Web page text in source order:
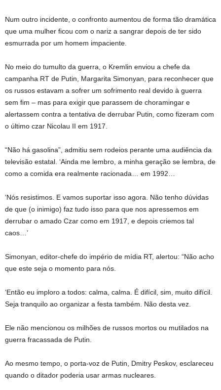
Num outro incidente, o confronto aumentou de forma tão dramática
que uma mulher ficou com o nariz a sangrar depois de ter sido
esmurrada por um homem impaciente.
No meio do tumulto da guerra, o Kremlin enviou a chefe da
campanha RT de Putin, Margarita Simonyan, para reconhecer que
os russos estavam a sofrer um sofrimento real devido à guerra
sem fim – mas para exigir que parassem de choramingar e
alertassem contra a tentativa de derrubar Putin, como fizeram com
o último czar Nicolau II em 1917.
“Não há gasolina”, admitiu sem rodeios perante uma audiência da
televisão estatal. ‘Ainda me lembro, a minha geração se lembra, de
como a comida era realmente racionada… em 1992…
‘Nós resistimos. E vamos suportar isso agora. Não tenho dúvidas
de que (o inimigo) faz tudo isso para que nos apressemos em
derrubar o amado Czar como em 1917, e depois criemos tal
caos…’
Simonyan, editor-chefe do império de mídia RT, alertou: “Não acho
que este seja o momento para nós.
‘Então eu imploro a todos: calma, calma. É difícil, sim, muito difícil.
Seja tranquilo ao organizar a festa também. Não desta vez.
Ele não mencionou os milhões de russos mortos ou mutilados na
guerra fracassada de Putin.
Ao mesmo tempo, o porta-voz de Putin, Dmitry Peskov, esclareceu
quando o ditador poderia usar armas nucleares.